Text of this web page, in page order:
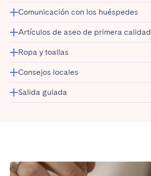
Comunicación con los huéspedes
Artículos de aseo de primera calidad
Ropa y toallas
Consejos locales
Salida guiada